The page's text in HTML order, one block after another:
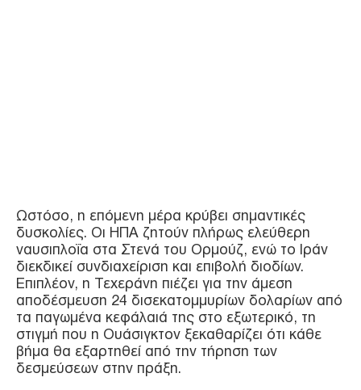
Ωστόσο, η επόμενη μέρα κρύβει σημαντικές
δυσκολίες. Οι ΗΠΑ ζητούν πλήρως ελεύθερη
ναυσιπλοΐα στα Στενά του Ορμούζ, ενώ το Ιράν
διεκδικεί συνδιαχείριση και επιβολή διοδίων.
Επιπλέον, η Τεχεράνη πιέζει για την άμεση
αποδέσμευση 24 δισεκατομμυρίων δολαρίων από
τα παγωμένα κεφάλαιά της στο εξωτερικό, τη
στιγμή που η Ουάσιγκτον ξεκαθαρίζει ότι κάθε
βήμα θα εξαρτηθεί από την τήρηση των
δεσμεύσεων στην πράξη.